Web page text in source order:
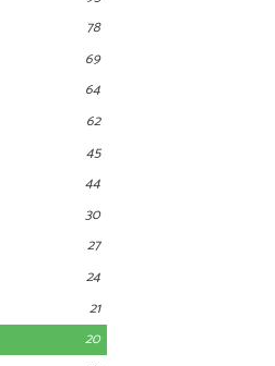
78
69
64
62
45
44
30
27
24
21
20